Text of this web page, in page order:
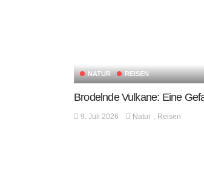
NATUR REISEN
Brodelnde Vulkane: Eine
9. Juli 2026 Natur Reisen